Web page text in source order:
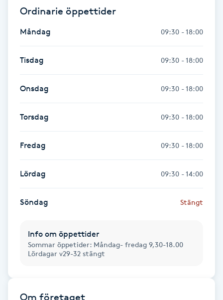
Hyperhidros
Hypnos
Ordinarie öppettider
Måndag 09:30 - 18:00
Tisdag 09:30 - 18:00
Onsdag 09:30 - 18:00
Torsdag 09:30 - 18:00
Fredag 09:30 - 18:00
Lördag 09:30 - 14:00
Söndag Stängt
Info om öppettider
Sommar öppetider: Måndag- fredag 9,30-18.00
Lördagar v29-32 stängt
Om företaget